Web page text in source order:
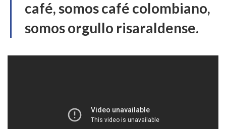
café, somos café colombiano,
somos orgullo risaraldense.